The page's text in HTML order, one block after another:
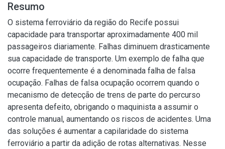
Resumo
O sistema ferroviário da região do Recife possui
capacidade para transportar aproximadamente 400 mil
passageiros diariamente. Falhas diminuem drasticamente
sua capacidade de transporte. Um exemplo de falha que
ocorre frequentemente é a denominada falha de falsa
ocupação. Falhas de falsa ocupação ocorrem quando o
mecanismo de detecção de trens de parte do percurso
apresenta defeito, obrigando o maquinista a assumir o
controle manual, aumentando os riscos de acidentes. Uma
das soluções é aumentar a capilaridade do sistema
ferroviário a partir da adição de rotas alternativas. Nesse